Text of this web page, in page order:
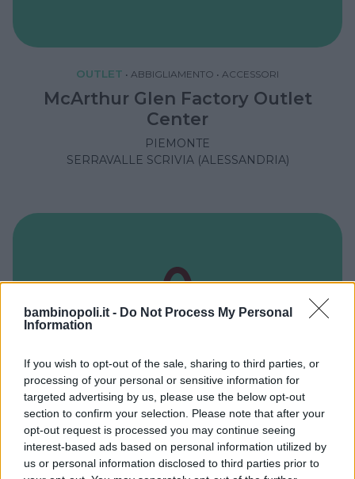
bambinopoli.it - Do Not Process My Personal
Information
If you wish to opt-out of the sale, sharing to third parties, or
processing of your personal or sensitive information for
targeted advertising by us, please use the below opt-out
section to confirm your selection. Please note that after your
opt-out request is processed you may continue seeing
interest-based ads based on personal information utilized by
us or personal information disclosed to third parties prior to
OUTLET • ABBIGLIAMENTO • ACCESSORI
McArthur Glen Factory Outlet
Center
PIEMONTE
SERRAVALLE SCRIVIA (ALESSANDRIA)
OUTLET
Fifty Factory Store Biella
PIEMONTE